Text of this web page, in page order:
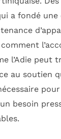
a fondé
l’Adie peut
au soutien
besoin